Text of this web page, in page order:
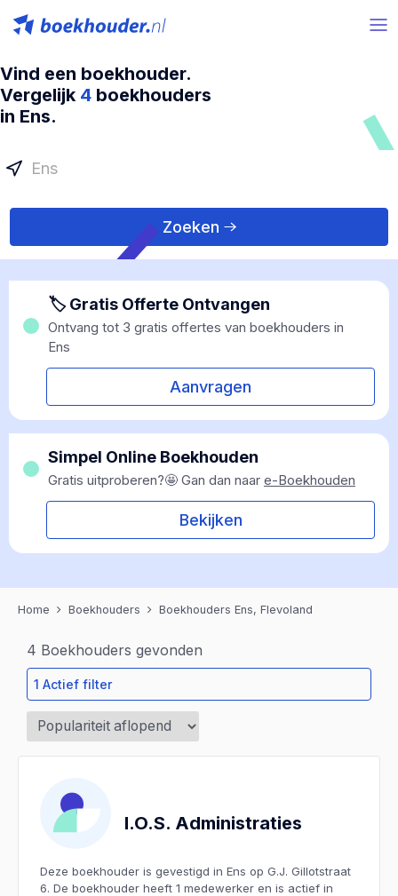
Vind een boekhouder.
Vergelijk 4 boekhouders
in Ens.
Zoeken
🏷 Gratis Offerte Ontvangen
Ontvang tot 3 gratis offertes van boekhouders in
Ens
Aanvragen
Simpel Online Boekhouden
Gratis uitproberen?🤩 Gan dan naar e-Boekhouden
Bekijken
Home Boekhouders Boekhouders Ens, Flevoland
4 Boekhouders gevonden
1 Actief filter
I.O.S. Administraties
Deze boekhouder is gevestigd in Ens op G.J. Gillotstraat
6. De boekhouder heeft 1 medewerker en is actief in